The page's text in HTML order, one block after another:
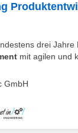
drei
mit agilen und
GmbH